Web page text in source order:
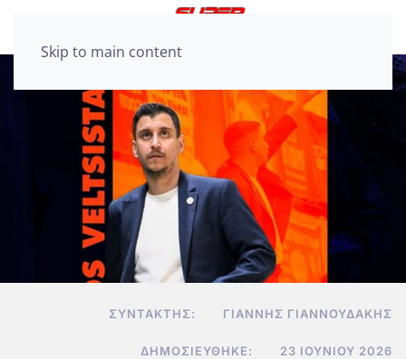
Skip to main content
ΣΥΝΤΆΚΤΗΣ: ΓΙΆΝΝΗΣ ΓΙΑΝΝΟΥΔΆΚΗΣ
ΔΗΜΟΣΙΕΎΘΗΚΕ: 23 ΙΟΥΝΊΟΥ 2026